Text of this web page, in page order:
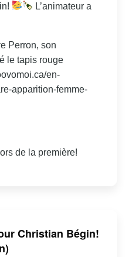
L’animateur a
Perron, son
le tapis rouge
en-
apparition-femme-
de la première!
Christian Bégin!